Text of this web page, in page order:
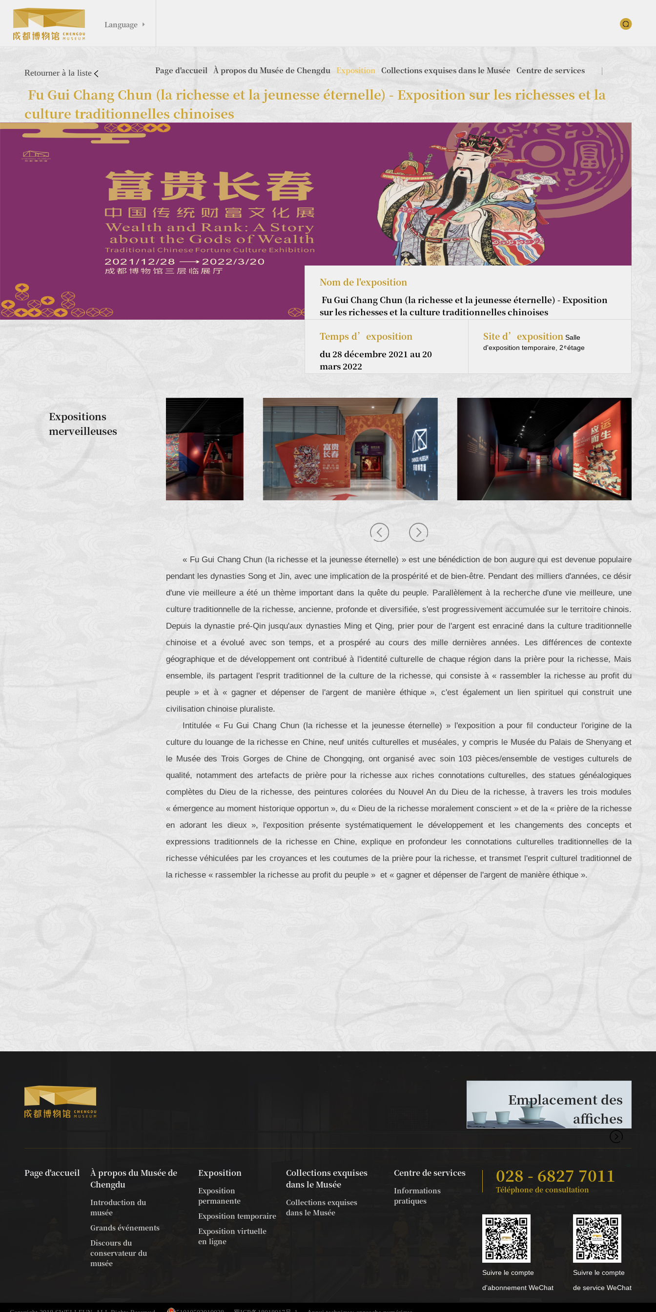
Language 
Page d'accueil À propos du Musée de Chengdu Exposition Collections exquises dans le Musée Centre de services
Retourner à la liste
Fu Gui Chang Chun (la richesse et la jeunesse éternelle) - Exposition sur les richesses et la
culture traditionnelles chinoises
Nom de l'exposition
Fu Gui Chang Chun (la richesse et la jeunesse éternelle) - Exposition
sur les richesses et la culture traditionnelles chinoises
Temps d’exposition
du 28 décembre 2021 au 20
mars 2022
Site d’expositionSalle
d'exposition temporaire, 2 ͤ étage
Expositions
merveilleuses
« Fu Gui Chang Chun (la richesse et la jeunesse éternelle) » est une bénédiction de bon augure qui est devenue populaire
pendant les dynasties Song et Jin, avec une implication de la prospérité et de bien-être. Pendant des milliers d'années, ce désir
d'une vie meilleure a été un thème important dans la quête du peuple. Parallèlement à la recherche d'une vie meilleure, une
culture traditionnelle de la richesse, ancienne, profonde et diversifiée, s'est progressivement accumulée sur le territoire chinois.
Depuis la dynastie pré-Qin jusqu'aux dynasties Ming et Qing, prier pour de l'argent est enraciné dans la culture traditionnelle
chinoise et a évolué avec son temps, et a prospéré au cours des mille dernières années. Les différences de contexte
géographique et de développement ont contribué à l'identité culturelle de chaque région dans la prière pour la richesse, Mais
ensemble, ils partagent l'esprit traditionnel de la culture de la richesse, qui consiste à « rassembler la richesse au profit du
peuple » et à « gagner et dépenser de l'argent de manière éthique », c'est également un lien spirituel qui construit une
civilisation chinoise pluraliste.
Intitulée « Fu Gui Chang Chun (la richesse et la jeunesse éternelle) » l'exposition a pour fil conducteur l'origine de la
culture du louange de la richesse en Chine, neuf unités culturelles et muséales, y compris le Musée du Palais de Shenyang et
le Musée des Trois Gorges de Chine de Chongqing, ont organisé avec soin 103 pièces/ensemble de vestiges culturels de
qualité, notamment des artefacts de prière pour la richesse aux riches connotations culturelles, des statues généalogiques
complètes du Dieu de la richesse, des peintures colorées du Nouvel An du Dieu de la richesse, à travers les trois modules
« émergence au moment historique opportun », du « Dieu de la richesse moralement conscient » et de la « prière de la richesse
en adorant les dieux », l'exposition présente systématiquement le développement et les changements des concepts et
expressions traditionnels de la richesse en Chine, explique en profondeur les connotations culturelles traditionnelles de la
richesse véhiculées par les croyances et les coutumes de la prière pour la richesse, et transmet l'esprit culturel traditionnel de
la richesse « rassembler la richesse au profit du peuple » et « gagner et dépenser de l'argent de manière éthique ».
Emplacement des
affiches
Page d'accueil
À propos du Musée de
Chengdu
Introduction du
musée
Grands événements
Discours du
conservateur du
musée
Exposition
Exposition
permanente
Exposition temporaire
Exposition virtuelle
en ligne
Collections exquises
dans le Musée
Collections exquises
dans le Musée
Centre de services
Informations
pratiques
028 - 6827 7011
Téléphone de consultation
Suivre le compte
de service WeChat
Suivre le compte
d'abonnement WeChat